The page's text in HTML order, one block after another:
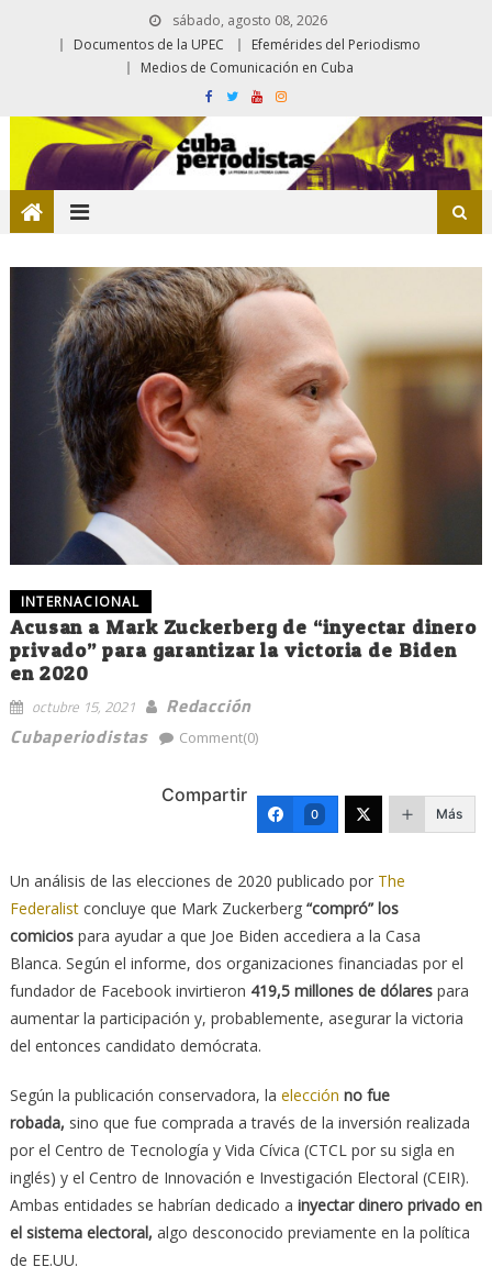
sábado, agosto 08, 2026
Documentos de la UPEC
Efemérides del Periodismo
Medios de Comunicación en Cuba
INTERNACIONAL
Acusan a Mark Zuckerberg de “inyectar dinero
privado” para garantizar la victoria de Biden
en 2020
octubre 15, 2021
Redacción
Cubaperiodistas
Comment(0)
Compartir
0 Más
Un análisis de las elecciones de 2020 publicado por The
Federalistconcluye que Mark Zuckerberg “compró” los
comiciospara ayudar a que Joe Biden accediera a la Casa
Blanca. Según el informe, dos organizaciones financiadas por el
fundador de Facebook invirtieron 419,5 millones de dólarespara
aumentar la participación y, probablemente, asegurar la victoria
del entonces candidato demócrata.
Según la publicación conservadora, la elección no fue
robada, sino que fue comprada a través de la inversión realizada
por el Centro de Tecnología y Vida Cívica (CTCL por su sigla en
inglés) y el Centro de Innovación e Investigación Electoral (CEIR).
Ambas entidades se habrían dedicado a inyectar dinero privado en
el sistema electoral, algo desconocido previamente en la política
de EE.UU.